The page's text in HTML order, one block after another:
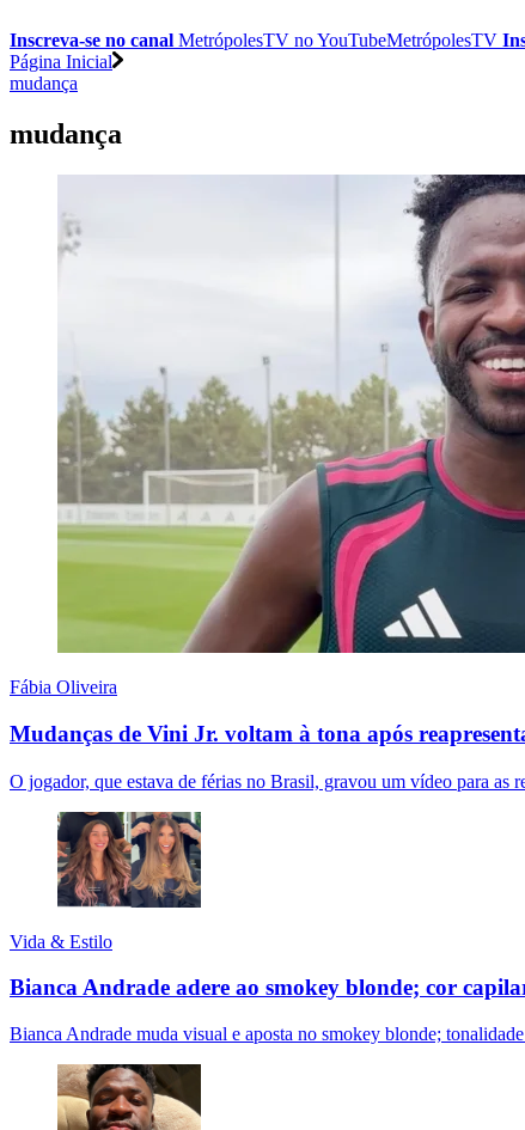
Inscreva-se no canal MetrópolesTV noYouTubeMetrópolesTV
Página Inicial
mudança
mudança
Fábia Oliveira
Mudanças de Vini Jr. voltam à tona após
O jogador, que estava de férias no Brasil, gravou um vídeo para
Vida & Estilo
Bianca Andrade adere ao smokey blonde; cor
Bianca Andrade muda visual e aposta no smokey blonde;